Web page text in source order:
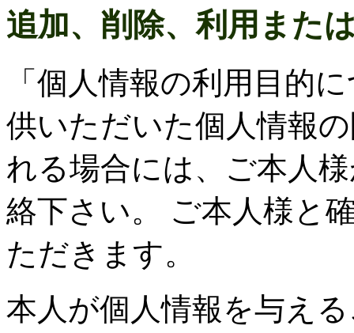
追加、削除、利用また
「個人情報の利用目的
供いただいた個人情報
れる場合には、ご本人
絡下さい。 ご本人様と
ただきます。
本人が個人情報を与え